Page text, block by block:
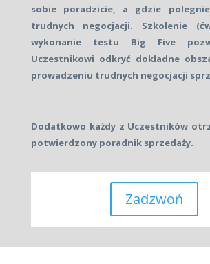
sobie poradzicie, a gdzie
trudnych negocjacji. Szkolenie
wykonanie testu Big Five
Uczestnikowi odkryć dokładne
prowadzeniu trudnych negocjacji
Dodatkowo każdy z Uczestników
potwierdzony poradnik sprzedaży.
Zadzwoń